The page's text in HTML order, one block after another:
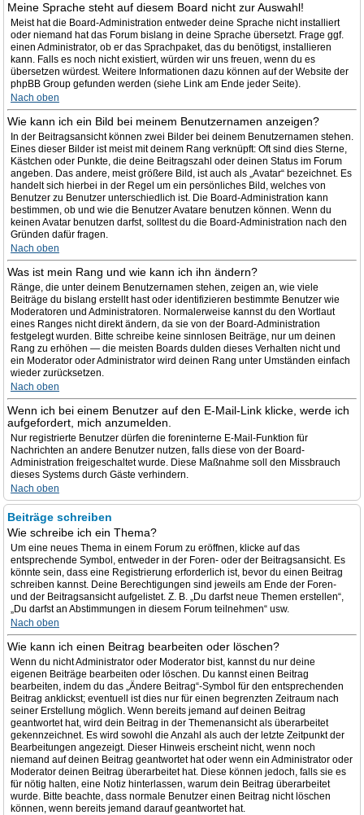
Meine Sprache steht auf diesem Board nicht zur Auswahl!
Meist hat die Board-Administration entweder deine Sprache nicht installiert
oder niemand hat das Forum bislang in deine Sprache übersetzt. Frage ggf.
einen Administrator, ob er das Sprachpaket, das du benötigst, installieren
kann. Falls es noch nicht existiert, würden wir uns freuen, wenn du es
übersetzen würdest. Weitere Informationen dazu können auf der Website der
phpBB Group gefunden werden (siehe Link am Ende jeder Seite).
Nach oben
Wie kann ich ein Bild bei meinem Benutzernamen anzeigen?
In der Beitragsansicht können zwei Bilder bei deinem Benutzernamen stehen.
Eines dieser Bilder ist meist mit deinem Rang verknüpft: Oft sind dies Sterne,
Kästchen oder Punkte, die deine Beitragszahl oder deinen Status im Forum
angeben. Das andere, meist größere Bild, ist auch als „Avatar“ bezeichnet. Es
handelt sich hierbei in der Regel um ein persönliches Bild, welches von
Benutzer zu Benutzer unterschiedlich ist. Die Board-Administration kann
bestimmen, ob und wie die Benutzer Avatare benutzen können. Wenn du
keinen Avatar benutzen darfst, solltest du die Board-Administration nach den
Gründen dafür fragen.
Nach oben
Was ist mein Rang und wie kann ich ihn ändern?
Ränge, die unter deinem Benutzernamen stehen, zeigen an, wie viele
Beiträge du bislang erstellt hast oder identifizieren bestimmte Benutzer wie
Moderatoren und Administratoren. Normalerweise kannst du den Wortlaut
eines Ranges nicht direkt ändern, da sie von der Board-Administration
festgelegt wurden. Bitte schreibe keine sinnlosen Beiträge, nur um deinen
Rang zu erhöhen — die meisten Boards dulden dieses Verhalten nicht und
ein Moderator oder Administrator wird deinen Rang unter Umständen einfach
wieder zurücksetzen.
Nach oben
Wenn ich bei einem Benutzer auf den E-Mail-Link klicke, werde ich
aufgefordert, mich anzumelden.
Nur registrierte Benutzer dürfen die foreninterne E-Mail-Funktion für
Nachrichten an andere Benutzer nutzen, falls diese von der Board-
Administration freigeschaltet wurde. Diese Maßnahme soll den Missbrauch
dieses Systems durch Gäste verhindern.
Nach oben
Beiträge schreiben
Wie schreibe ich ein Thema?
Um eine neues Thema in einem Forum zu eröffnen, klicke auf das
entsprechende Symbol, entweder in der Foren- oder der Beitragsansicht. Es
könnte sein, dass eine Registrierung erforderlich ist, bevor du einen Beitrag
schreiben kannst. Deine Berechtigungen sind jeweils am Ende der Foren-
und der Beitragsansicht aufgelistet. Z. B. „Du darfst neue Themen erstellen“,
„Du darfst an Abstimmungen in diesem Forum teilnehmen“ usw.
Nach oben
Wie kann ich einen Beitrag bearbeiten oder löschen?
Wenn du nicht Administrator oder Moderator bist, kannst du nur deine
eigenen Beiträge bearbeiten oder löschen. Du kannst einen Beitrag
bearbeiten, indem du das „Ändere Beitrag“-Symbol für den entsprechenden
Beitrag anklickst; eventuell ist dies nur für einen begrenzten Zeitraum nach
seiner Erstellung möglich. Wenn bereits jemand auf deinen Beitrag
geantwortet hat, wird dein Beitrag in der Themenansicht als überarbeitet
gekennzeichnet. Es wird sowohl die Anzahl als auch der letzte Zeitpunkt der
Bearbeitungen angezeigt. Dieser Hinweis erscheint nicht, wenn noch
niemand auf deinen Beitrag geantwortet hat oder wenn ein Administrator oder
Moderator deinen Beitrag überarbeitet hat. Diese können jedoch, falls sie es
für nötig halten, eine Notiz hinterlassen, warum dein Beitrag überarbeitet
wurde. Bitte beachte, dass normale Benutzer einen Beitrag nicht löschen
können, wenn bereits jemand darauf geantwortet hat.